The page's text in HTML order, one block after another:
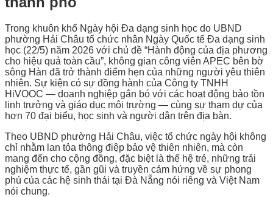
Trong khuôn khổ Ngày hội Đa dạng sinh học do UBND
phường Hải Châu tổ chức nhân Ngày Quốc tế Đa dạng sinh
học (22/5) năm 2026 với chủ đề “Hành động của địa phương
cho hiệu quả toàn cầu”, không gian công viên APEC bên bờ
sông Hàn đã trở thành điểm hẹn của những người yêu thiên
nhiên. Sự kiện có sự đồng hành của Công ty TNHH
HiVOOC — doanh nghiệp gắn bó với các hoạt động bảo tồn
linh trưởng và giáo dục môi trường — cùng sự tham dự của
hơn 70 đại biểu, học sinh và người dân trên địa bàn.
Theo UBND phường Hải Châu, việc tổ chức ngày hội không
chỉ nhằm lan tỏa thông điệp bảo vệ thiên nhiên, mà còn
mang đến cho cộng đồng, đặc biệt là thế hệ trẻ, những trải
nghiệm thực tế, gần gũi và truyền cảm hứng về sự phong
phú của các hệ sinh thái tại Đà Nẵng nói riêng và Việt Nam
nói chung.